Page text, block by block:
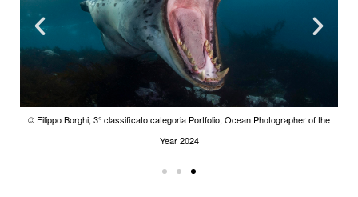
© Filippo Borghi, 3° classificato categoria Portfolio, Ocean Photographer of the
Year 2024
© Shane Gross, 2° classificato categoria Portfolio, Ocean Photographer of the
Year 2024
© Katherine Lu, 2ª classificata categoria Portfolio, Ocean Photographer of the
Year 2024
© Filippo Borghi, 3° classificato categoria Portfolio, Ocean Photographer of the
Year 2024
© Shane Gross, 2° classificato categoria Portfolio, Ocean Photographer of the
Year 2024